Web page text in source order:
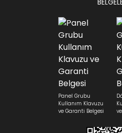
Panel Grubu
Kullanım Klavuzu
ve Garanti Belgesi